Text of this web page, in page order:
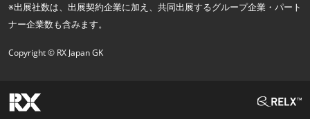
※出展社数は、出展契約企業に加え、共同出展するグループ企業・パート
ナー企業数も含みます。
Copyright © RX Japan GK